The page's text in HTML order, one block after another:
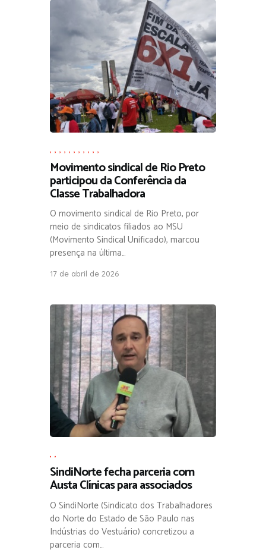
Movimento sindical de Rio Preto
participou da Conferência da
Classe Trabalhadora
O movimento sindical de Rio Preto, por
meio de sindicatos filiados ao MSU
(Movimento Sindical Unificado), marcou
presença na última…
17 de abril de 2026
, ,
SindiNorte fecha parceria com
Austa Clínicas para associados
O SindiNorte (Sindicato dos Trabalhadores
do Norte do Estado de São Paulo nas
Indústrias do Vestuário) concretizou a
parceria com…